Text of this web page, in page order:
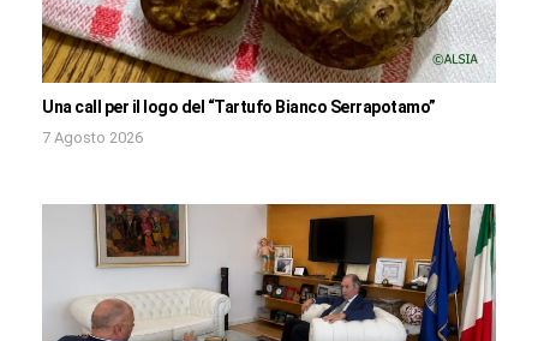
Una call per il logo del “Tartufo Bianco Serrapotamo”
7 Agosto 2026